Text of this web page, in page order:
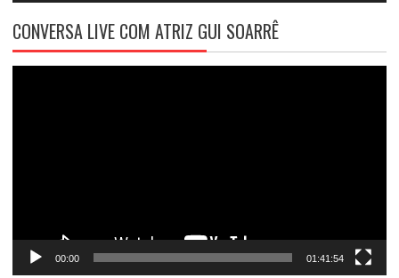
CONVERSA LIVE COM ATRIZ GUI SOARRÊ
00:00 01:41:54